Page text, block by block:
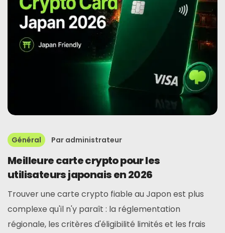
Général Par administrateur
Meilleure carte crypto pour les
utilisateurs japonais en 2026
Trouver une carte crypto fiable au Japon est plus
complexe qu'il n'y paraît : la réglementation
régionale, les critères d'éligibilité limités et les frais